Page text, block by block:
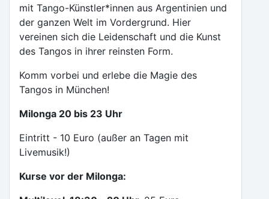
mit Tango-Künstler*innen aus Argentinien und
der ganzen Welt im Vordergrund. Hier
vereinen sich die Leidenschaft und die Kunst
des Tangos in ihrer reinsten Form.
Komm vorbei und erlebe die Magie des
Tangos in München!
Milonga 20 bis 23 Uhr
Eintritt - 10 Euro (außer an Tagen mit
Livemusik!)
Kurse vor der Milonga: